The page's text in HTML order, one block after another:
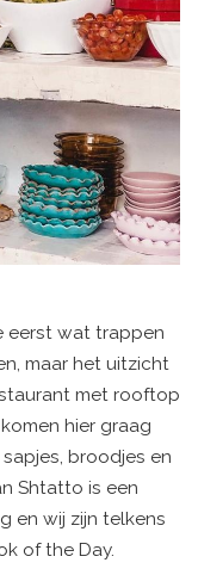
eerst wat trappen
maar het uitzicht
met rooftop
hier graag
broodjes en
Shtatto is een
en wij zijn telkens
of the Day.